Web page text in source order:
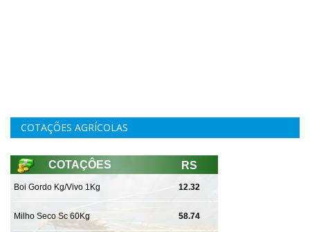
COTAÇÕES AGRÍCOLAS